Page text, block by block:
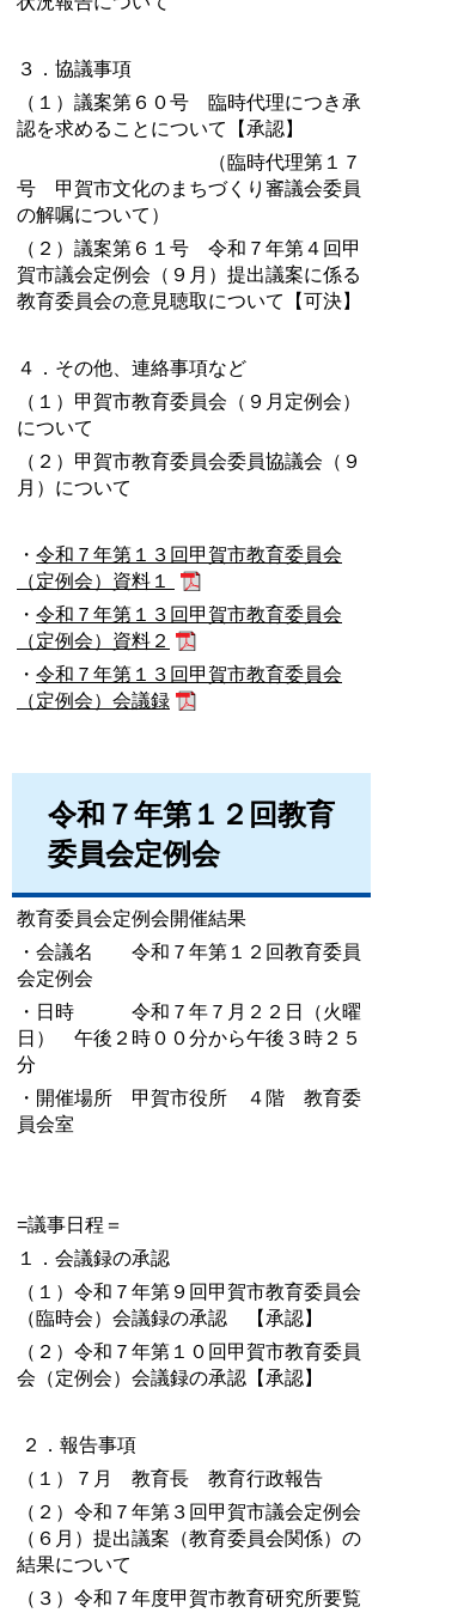
３．協議事項
（１）議案第６０号 臨時代理につき承
認を求めることについて【承認】
（臨時代理第１７
号 甲賀市文化のまちづくり審議会委員
の解嘱について）
（２）議案第６１号 令和７年第４回甲
賀市議会定例会（９月）提出議案に係る
教育委員会の意見聴取について【可決】
４．その他、連絡事項など
（１）甲賀市教育委員会（９月定例会）
について
（２）甲賀市教育委員会委員協議会（９
月）について
・ 令和７年第１３回甲賀市教育委員会
（定例会）資料１
・ 令和７年第１３回甲賀市教育委員会
（定例会）資料２
・ 令和７年第１３回甲賀市教育委員会
（定例会）会議録
令和７年第１２回教育
委員会定例会
教育委員会定例会開催結果
・会議名 令和７年第１２回教育委員
会定例会
・日時 令和７年７月２２日（火曜
日） 午後２時００分から午後３時２５
分
・開催場所 甲賀市役所 ４階 教育委
員会室
=議事日程＝
１．会議録の承認
（１）令和７年第９回甲賀市教育委員会
（臨時会）会議録の承認 【承認】
（２）令和７年第１０回甲賀市教育委員
会（定例会）会議録の承認【承認】
２．報告事項
（１）７月 教育長 教育行政報告
（２）令和７年第３回甲賀市議会定例会
（６月）提出議案（教育委員会関係）の
結果について
（３）令和７年度甲賀市教育研究所要覧